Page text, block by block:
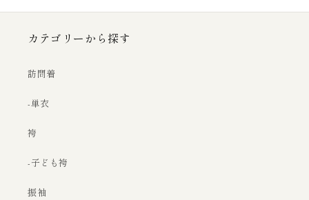
カテゴリーから探す
訪問着
-単衣
袴
-子ども袴
振袖